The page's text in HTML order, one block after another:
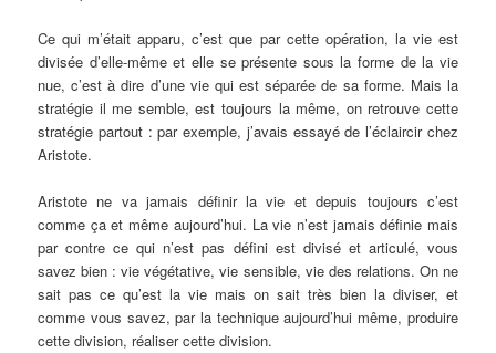
Ce qui m’était apparu, c’est que par cette opération, la vie est
divisée d’elle-même et elle se présente sous la forme de la vie
nue, c’est à dire d’une vie qui est séparée de sa forme. Mais la
stratégie il me semble, est toujours la même, on retrouve cette
stratégie partout : par exemple, j’avais essayé de l’éclaircir chez
Aristote.
Aristote ne va jamais définir la vie et depuis toujours c’est
comme ça et même aujourd’hui. La vie n’est jamais définie mais
par contre ce qui n’est pas défini est divisé et articulé, vous
savez bien : vie végétative, vie sensible, vie des relations. On ne
sait pas ce qu’est la vie mais on sait très bien la diviser, et
comme vous savez, par la technique aujourd’hui même, produire
cette division, réaliser cette division.